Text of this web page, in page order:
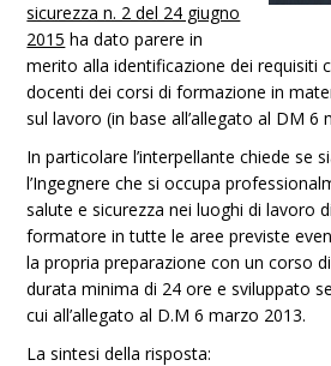
sicurezza n. 2 del 24 giugno
2015 ha dato parere in
merito alla identificazione dei requisiti
docenti dei corsi di formazione in
sul lavoro (in base all’allegato al DM 6
In particolare l’interpellante chiede se
l’Ingegnere che si occupa
salute e sicurezza nei luoghi di lavoro
formatore in tutte le aree previste
la propria preparazione con un corso
durata minima di 24 ore e sviluppato
cui all’allegato al D.M 6 marzo 2013.
La sintesi della risposta: